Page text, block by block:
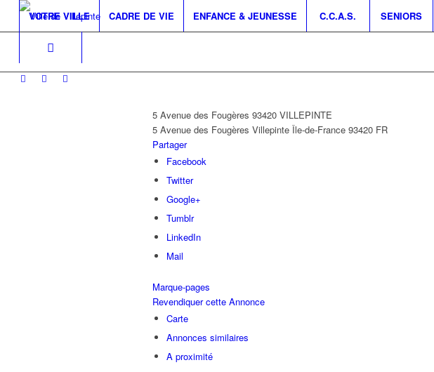
VOTRE VILLE CADRE DE VIE ENFANCE & JEUNESSE C.C.A.S. SENIORS
5 Avenue des Fougères 93420 VILLEPINTE
5 Avenue des Fougères Villepinte Île-de-France 93420 FR
Partager
Facebook
Twitter
Google+
Tumblr
LinkedIn
Mail
Marque-pages
Revendiquer cette Annonce
Carte
Annonces similaires
A proximité